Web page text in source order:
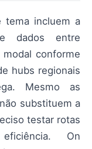
tema incluem a
dados entre
conforme
hubs regionais
Mesmo as
substituem a
testar rotas
On